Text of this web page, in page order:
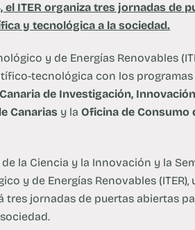
el ITER organiza tres jornadas de
y tecnológica a la sociedad.
y de Energías Renovables
tecnológica con los
de Investigación,
Canarias y laOficina de Consumo
la Ciencia y la Innovación y la
y de Energías Renovables
tres jornadas de puertas abiertas